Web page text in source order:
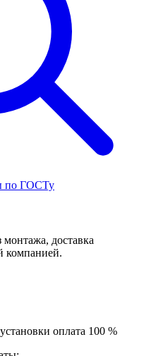
по ГОСТу
доставка
компанией.
оплата 100 %